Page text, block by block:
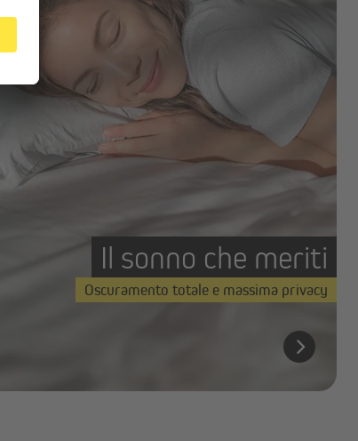
Il sonno che meriti
Oscuramento totale e massima privacy